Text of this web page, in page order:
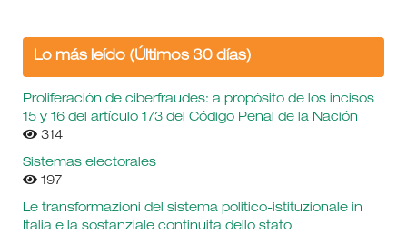
Lo más leído (Últimos 30 días)
Proliferación de ciberfraudes: a propósito de los incisos
15 y 16 del artículo 173 del Código Penal de la Nación
314
Sistemas electorales
197
Le transformazioni del sistema politico-istituzionale in
Italia e la sostanziale continuita dello stato